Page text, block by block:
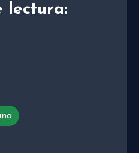
lectura: